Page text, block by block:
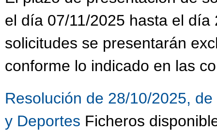
el día 07/11/2025 hasta el
solicitudes se presentarán
conforme lo indicado en las
Resolución de 28/10/2025,
y Deportes Ficheros